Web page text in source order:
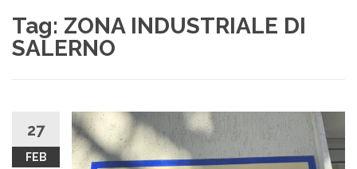
Tag: ZONA INDUSTRIALE DI
SALERNO
27
FEB